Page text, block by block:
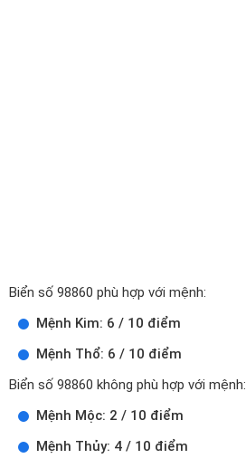
Biển số 98860 phù hợp với mệnh:
Mệnh Kim: 6 / 10 điểm
Mệnh Thổ: 6 / 10 điểm
Biển số 98860 không phù hợp với mệnh:
Mệnh Mộc: 2 / 10 điểm
Mệnh Thủy: 4 / 10 điểm